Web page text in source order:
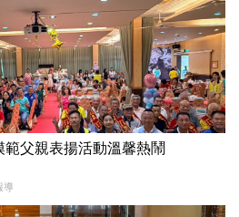
父親表揚活動溫馨熱鬧
導